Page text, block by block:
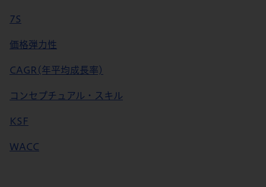
7S
価格弾力性
CAGR(年平均成長率)
コンセプチュアル・スキル
KSF
WACC